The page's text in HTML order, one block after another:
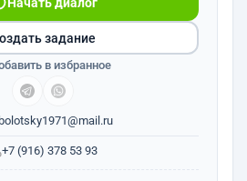
+7 (916) 378 53 93
задание
в избранное